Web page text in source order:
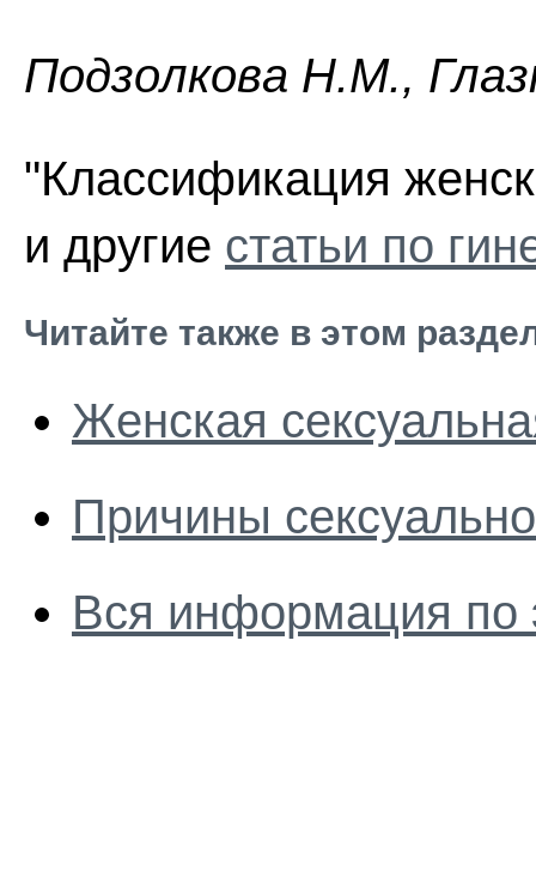
Пoдзoлкoвa H.M.,
"Классификация
и другие статьи по
Читайте также в этом
Женская
Причины
Вся информация по